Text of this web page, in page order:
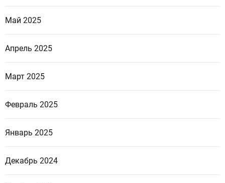
Май 2025
Апрель 2025
Март 2025
Февраль 2025
Январь 2025
Декабрь 2024